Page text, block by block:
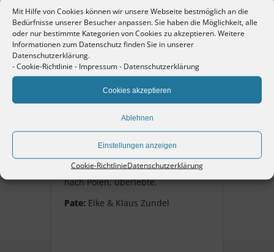
Mit Hilfe von Cookies können wir unsere Webseite bestmöglich an die
Bedürfnisse unserer Besucher anpassen. Sie haben die Möglichkeit, alle
oder nur bestimmte Kategorien von Cookies zu akzeptieren. Weitere
Informationen zum Datenschutz finden Sie in unserer
Datenschutzerklärung.
-Cookie-Richtlinie - Impressum- Datenschutzerklärung
Cookies akzeptieren
Ablehnen
Einstellungen anzeigen
Cookie-RichtlinieDatenschutzerklärung
Weinschel
Pate:Elke + Klaus
Zundel
Hans-Dieter Weinschel
Pforzheim, Jude, Schüler im
Schulghetto, 1939 Abschiebung
nach Polen, überlebte.
Pate: Elke & Klaus Zundel